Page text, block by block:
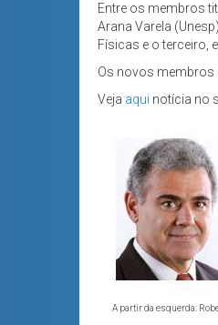
Entre os membros
Arana Varela
Físicas e o terceiro,
Os novos membros
Veja aqui notícia no
A partir da esquerda: